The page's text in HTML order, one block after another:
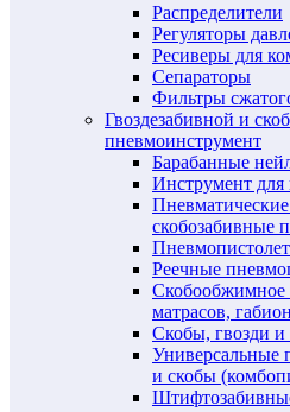
Распределители
Регуляторы
Ресиверы для
Сепараторы
Фильтры
Гвоздезабивной и
пневмоинструмент
Барабанные
Инструмент для
скобозабивные
Реечные
Скобообжимное
матрасов,
Скобы, гвозди
Универсальные
и скобы